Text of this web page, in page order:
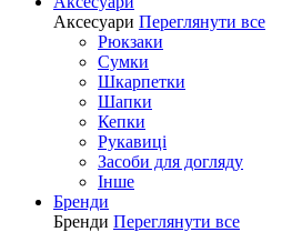
Аксесуари Переглянути все
Рюкзаки
Сумки
Шкарпетки
Шапки
Кепки
Рукавиці
Засоби для догляду
Інше
Бренди
Бренди Переглянути все